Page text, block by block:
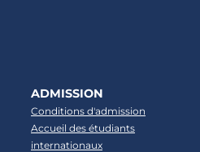
ADMISSION
Conditions d'admission
Accueil des étudiants
internationaux